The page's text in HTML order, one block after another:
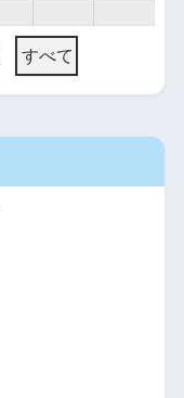
すべて
読
iCal購